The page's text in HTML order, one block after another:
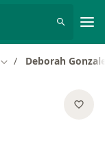
Cambiar de ciudad
Deborah